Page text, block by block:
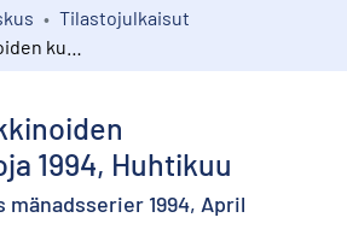
Tilastojulkaisut
1994, Huhtikuu
mänadsserier 1994, April